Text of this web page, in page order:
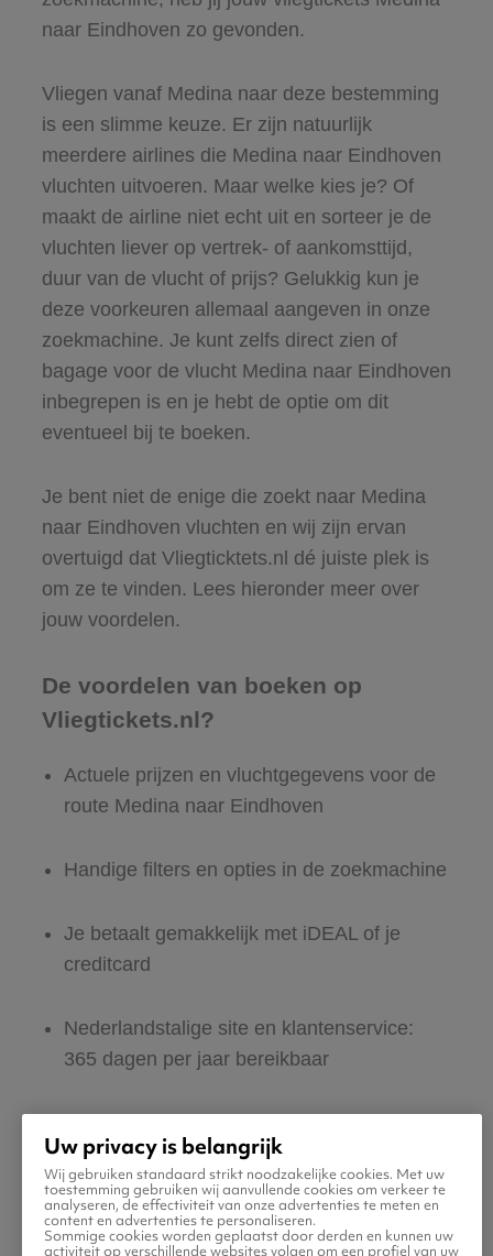
naar Eindhoven zo gevonden.
Vliegen vanaf Medina naar deze bestemming
is een slimme keuze. Er zijn natuurlijk
meerdere airlines die Medina naar Eindhoven
vluchten uitvoeren. Maar welke kies je? Of
maakt de airline niet echt uit en sorteer je de
vluchten liever op vertrek- of aankomsttijd,
duur van de vlucht of prijs? Gelukkig kun je
deze voorkeuren allemaal aangeven in onze
zoekmachine. Je kunt zelfs direct zien of
bagage voor de vlucht Medina naar Eindhoven
inbegrepen is en je hebt de optie om dit
eventueel bij te boeken.
Je bent niet de enige die zoekt naar Medina
naar Eindhoven vluchten en wij zijn ervan
overtuigd dat Vliegticktets.nl dé juiste plek is
om ze te vinden. Lees hieronder meer over
jouw voordelen.
De voordelen van boeken op
Vliegtickets.nl?
Actuele prijzen en vluchtgegevens voor de
route Medina naar Eindhoven
Handige filters en opties in de zoekmachine
Je betaalt gemakkelijk met iDEAL of je
creditcard
Nederlandstalige site en klantenservice:
365 dagen per jaar bereikbaar
Boek ook direct een hotel of huurauto voor
in Eindhoven
Uw privacy is belangrijk
Wij gebruiken standaard strikt noodzakelijke cookies. Met uw
toestemming gebruiken wij aanvullende cookies om verkeer te
analyseren, de effectiviteit van onze advertenties te meten en
content en advertenties te personaliseren.
Sommige cookies worden geplaatst door derden en kunnen uw
activiteit op verschillende websites volgen om een profiel van uw